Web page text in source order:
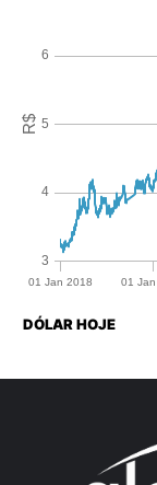
DÓLAR HOJE